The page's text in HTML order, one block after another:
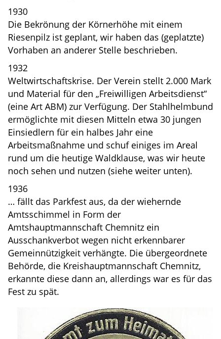
1930
Die Bekrönung der Körnerhöhe mit einem
Riesenpilz ist geplant, wir haben das (geplatzte)
Vorhaben an anderer Stelle beschrieben.
1932
Weltwirtschaftskrise. Der Verein stellt 2.000 Mark
und Material für den „Freiwilligen Arbeitsdienst“
(eine Art ABM) zur Verfügung. Der Stahlhelmbund
ermöglichte mit diesen Mitteln etwa 30 jungen
Einsiedlern für ein halbes Jahr eine
Arbeitsmaßnahme und schuf einiges im Areal
rund um die heutige Waldklause, was wir heute
noch sehen und nutzen (siehe weiter unten).
1936
… fällt das Parkfest aus, da der wiehernde
Amtsschimmel in Form der
Amtshauptmannschaft Chemnitz ein
Ausschankverbot wegen nicht erkennbarer
Gemeinnützigkeit verhängte. Die übergeordnete
Behörde, die Kreishauptmannschaft Chemnitz,
erkannte diese dann an, allerdings war es für das
Fest zu spät.